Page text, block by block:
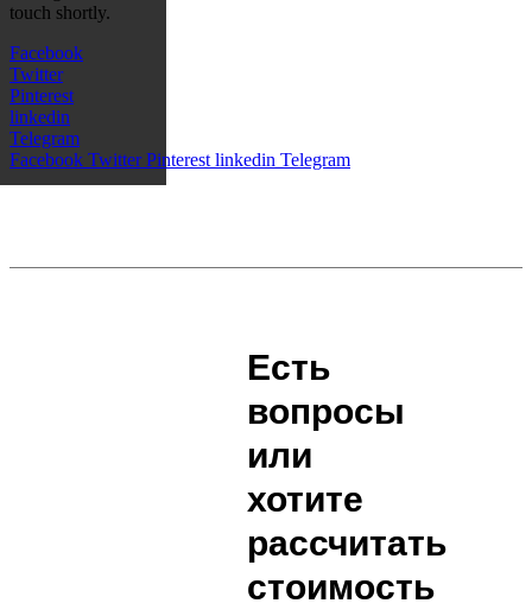
touch shortly.
Facebook
Twitter
Pinterest
linkedin
Telegram
Facebook Twitter Pinterest linkedin Telegram
Есть
вопросы
или
хотите
рассчитать
стоимость